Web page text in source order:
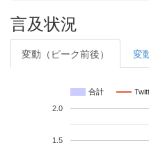
言及状況
変動（ピーク前後） 変
合計
1.5
2.0